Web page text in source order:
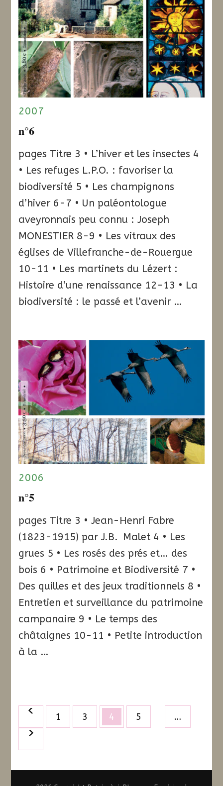
2007
n°6
pages Titre 3 • L’hiver et les insectes 4
• Les refuges L.P.O. : favoriser la
biodiversité 5 • Les champignons
d’hiver 6-7 • Un paléontologue
aveyronnais peu connu : Joseph
MONESTIER 8-9 • Les vitraux des
églises de Villefranche-de-Rouergue
10-11 • Les martinets du Lézert :
Histoire d’une renaissance 12-13 • La
biodiversité : le passé et l’avenir …
2006
n°5
pages Titre 3 • Jean-Henri Fabre
(1823-1915) par J.B. Malet 4 • Les
grues 5 • Les rosés des prés et… des
bois 6 • Patrimoine et Biodiversité 7 •
Des quilles et des jeux traditionnels 8 •
Entretien et surveillance du patrimoine
campanaire 9 • Le temps des
châtaignes 10-11 • Petite introduction
à la …
Pagination
des
publications
Page
1 …
Page
3 Page
4 Page
5